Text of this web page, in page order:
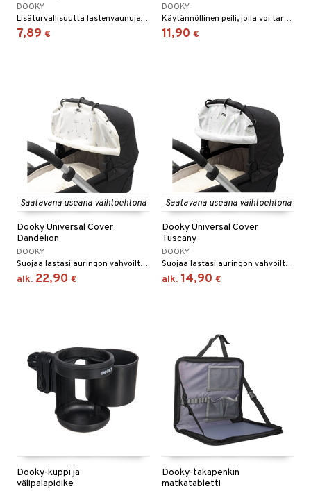
DOOKY
Lisäturvallisuutta lastenvaunujen valoilla.
7,89 €
DOOKY
Käytännöllinen peili, jolla voi tarkkailla lasta auton takapenkillä.
11,90 €
Saatavana useana vaihtoehtona
Dooky Universal Cover
Dandelion
DOOKY
Suojaa lastasi auringon vahvoilta säteiltä.
alk. 22,90 €
Saatavana useana vaihtoehtona
Dooky Universal Cover
Tuscany
DOOKY
Suojaa lastasi auringon vahvoilta säteiltä.
alk. 14,90 €
Dooky-kuppi ja
välipalapidike
Dooky-takapenkin
matkatabletti